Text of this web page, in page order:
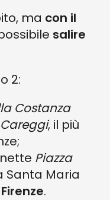
ma con il
salire
2:
Costanza
, il più
Piazza
Santa Maria
.